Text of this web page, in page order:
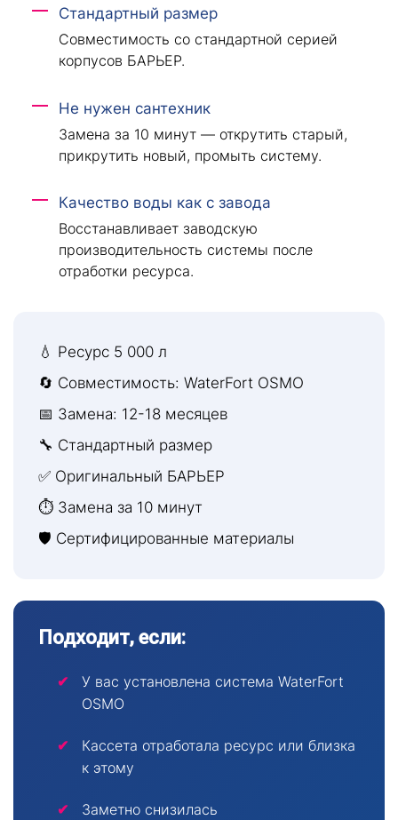
Стандартный размер
Совместимость со стандартной серией
корпусов БАРЬЕР.
Не нужен сантехник
Замена за 10 минут — открутить старый,
прикрутить новый, промыть систему.
Качество воды как с завода
Восстанавливает заводскую
производительность системы после
отработки ресурса.
💧 Ресурс 5 000 л
🔄 Совместимость: WaterFort OSMO
📅 Замена: 12-18 месяцев
🔧 Стандартный размер
✅ Оригинальный БАРЬЕР
⏱ Замена за 10 минут
🛡 Сертифицированные материалы
Подходит, если:
У вас установлена система WaterFort
OSMO
Кассета отработала ресурс или близка
к этому
Заметно снизилась